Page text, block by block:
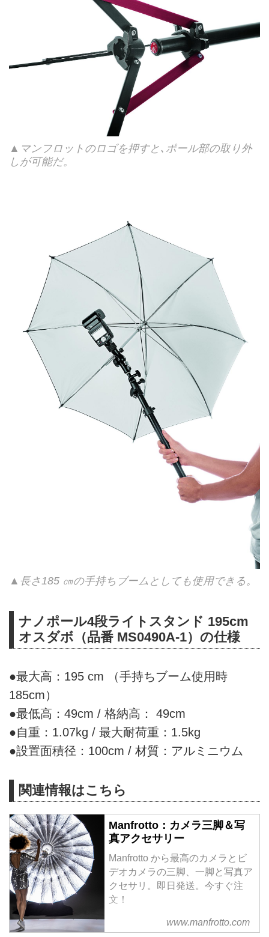
▲マンフロットのロゴを押すと､ポール部の取り外
しが可能だ。
▲長さ185 ㎝の手持ちブームとしても使用できる。
ナノポール4段ライトスタンド 195cm
オスダボ（品番 MS0490A-1）の仕様
●最大高：195 cm （手持ちブーム使用時
185cm）
●最低高：49cm / 格納高： 49cm
●自重：1.07kg / 最大耐荷重：1.5kg
●設置面積径：100cm / 材質：アルミニウム
関連情報はこちら
Manfrotto：カメラ三脚＆写
真アクセサリー
Manfrotto から最高のカメラとビ
デオカメラの三脚、一脚と写真ア
クセサリ。即日発送。今すぐ注
文！
www.manfrotto.com